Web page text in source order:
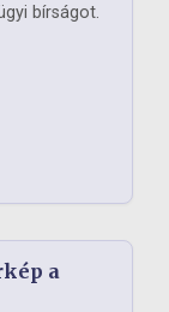
bírságot.
a